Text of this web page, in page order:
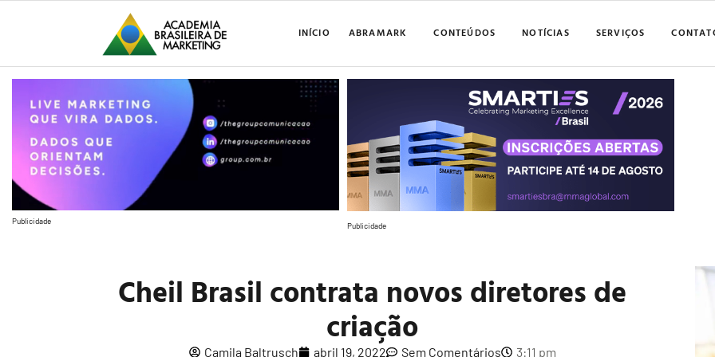
INÍCIO ABRAMARK CONTEÚDOS NOTÍCIAS SERVIÇOS
Publicidade Publicidade
Cheil Brasil contrata novos diretores de
criação
Camila Baltrusch abril 19, 2022 Sem Comentários 3:11 pm